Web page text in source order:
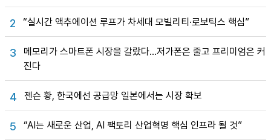
2 “실시간 액추에이션 루프가 차세대 모빌리티·로보틱스 핵심”
3
메모리가 스마트폰 시장을 갈랐다…저가폰은 줄고 프리미엄은 커
진다
4 젠슨 황, 한국에선 공급망 일본에서는 시장 확보
5 “AI는 새로운 산업, AI 팩토리 산업혁명 핵심 인프라 될 것”